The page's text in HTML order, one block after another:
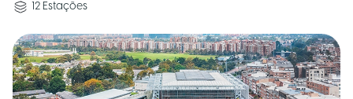
12 Estações